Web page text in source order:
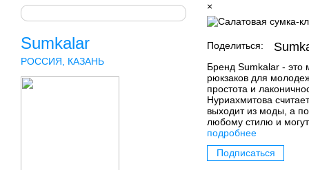
Sumkalar
РОССИЯ, КАЗАНЬ
×
Поделиться:
Бренд Sumkalar - это
рюкзаков для
простота и
Нуриахмитова
выходит из моды, а
любому стилю и
подробнее
Подписаться